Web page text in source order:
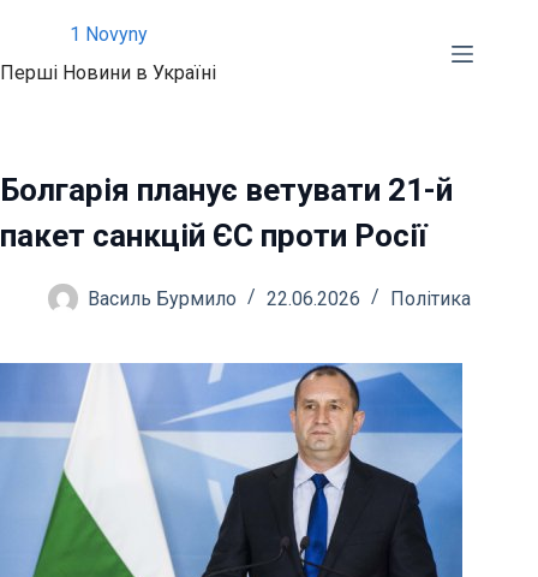
вмісту
1 Novyny
Перші Новини в Україні
Болгарія планує ветувати 21-й
пакет санкцій ЄС проти Росії
Василь Бурмило 22.06.2026 Політика